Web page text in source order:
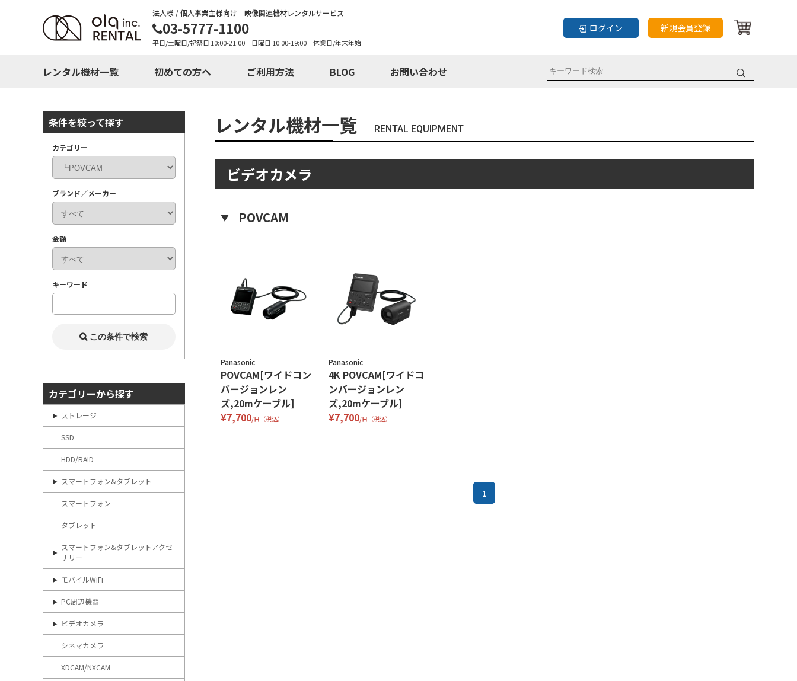
法人様 / 個人事業主様向け 映像関連機材レンタルサービス
03-5777-1100
平日/土曜日/祝祭日 10:00-21:00 日曜日 10:00-19:00 休業日/年末年始
ログイン 新規会員登録
レンタル機材一覧 初めての方へ ご利用方法 BLOG お問い合わせ
レンタル機材一覧 RENTAL EQUIPMENT
ビデオカメラ
POVCAM
Panasonic
POVCAM[ワイドコン
バージョンレン
ズ,20mケーブル]
¥7,700/日（税込）
Panasonic
4K POVCAM[ワイドコ
ンバージョンレン
ズ,20mケーブル]
¥7,700/日（税込）
1
条件を絞って探す
カテゴリー
ブランド／メーカー
金額
キーワード
カテゴリーから探す
ストレージ
SSD
HDD/RAID
スマートフォン&タブレット
スマートフォン
タブレット
スマートフォン&タブレットアクセ
サリー
モバイルWiFi
PC周辺機器
ビデオカメラ
シネマカメラ
XDCAM/NXCAM